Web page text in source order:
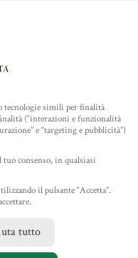
tecnologie simili per finalità
(“interazioni e funzionalità
e “targeting e pubblicità”)
consenso, in qualsiasi
il pulsante “Accetta”.
tutto